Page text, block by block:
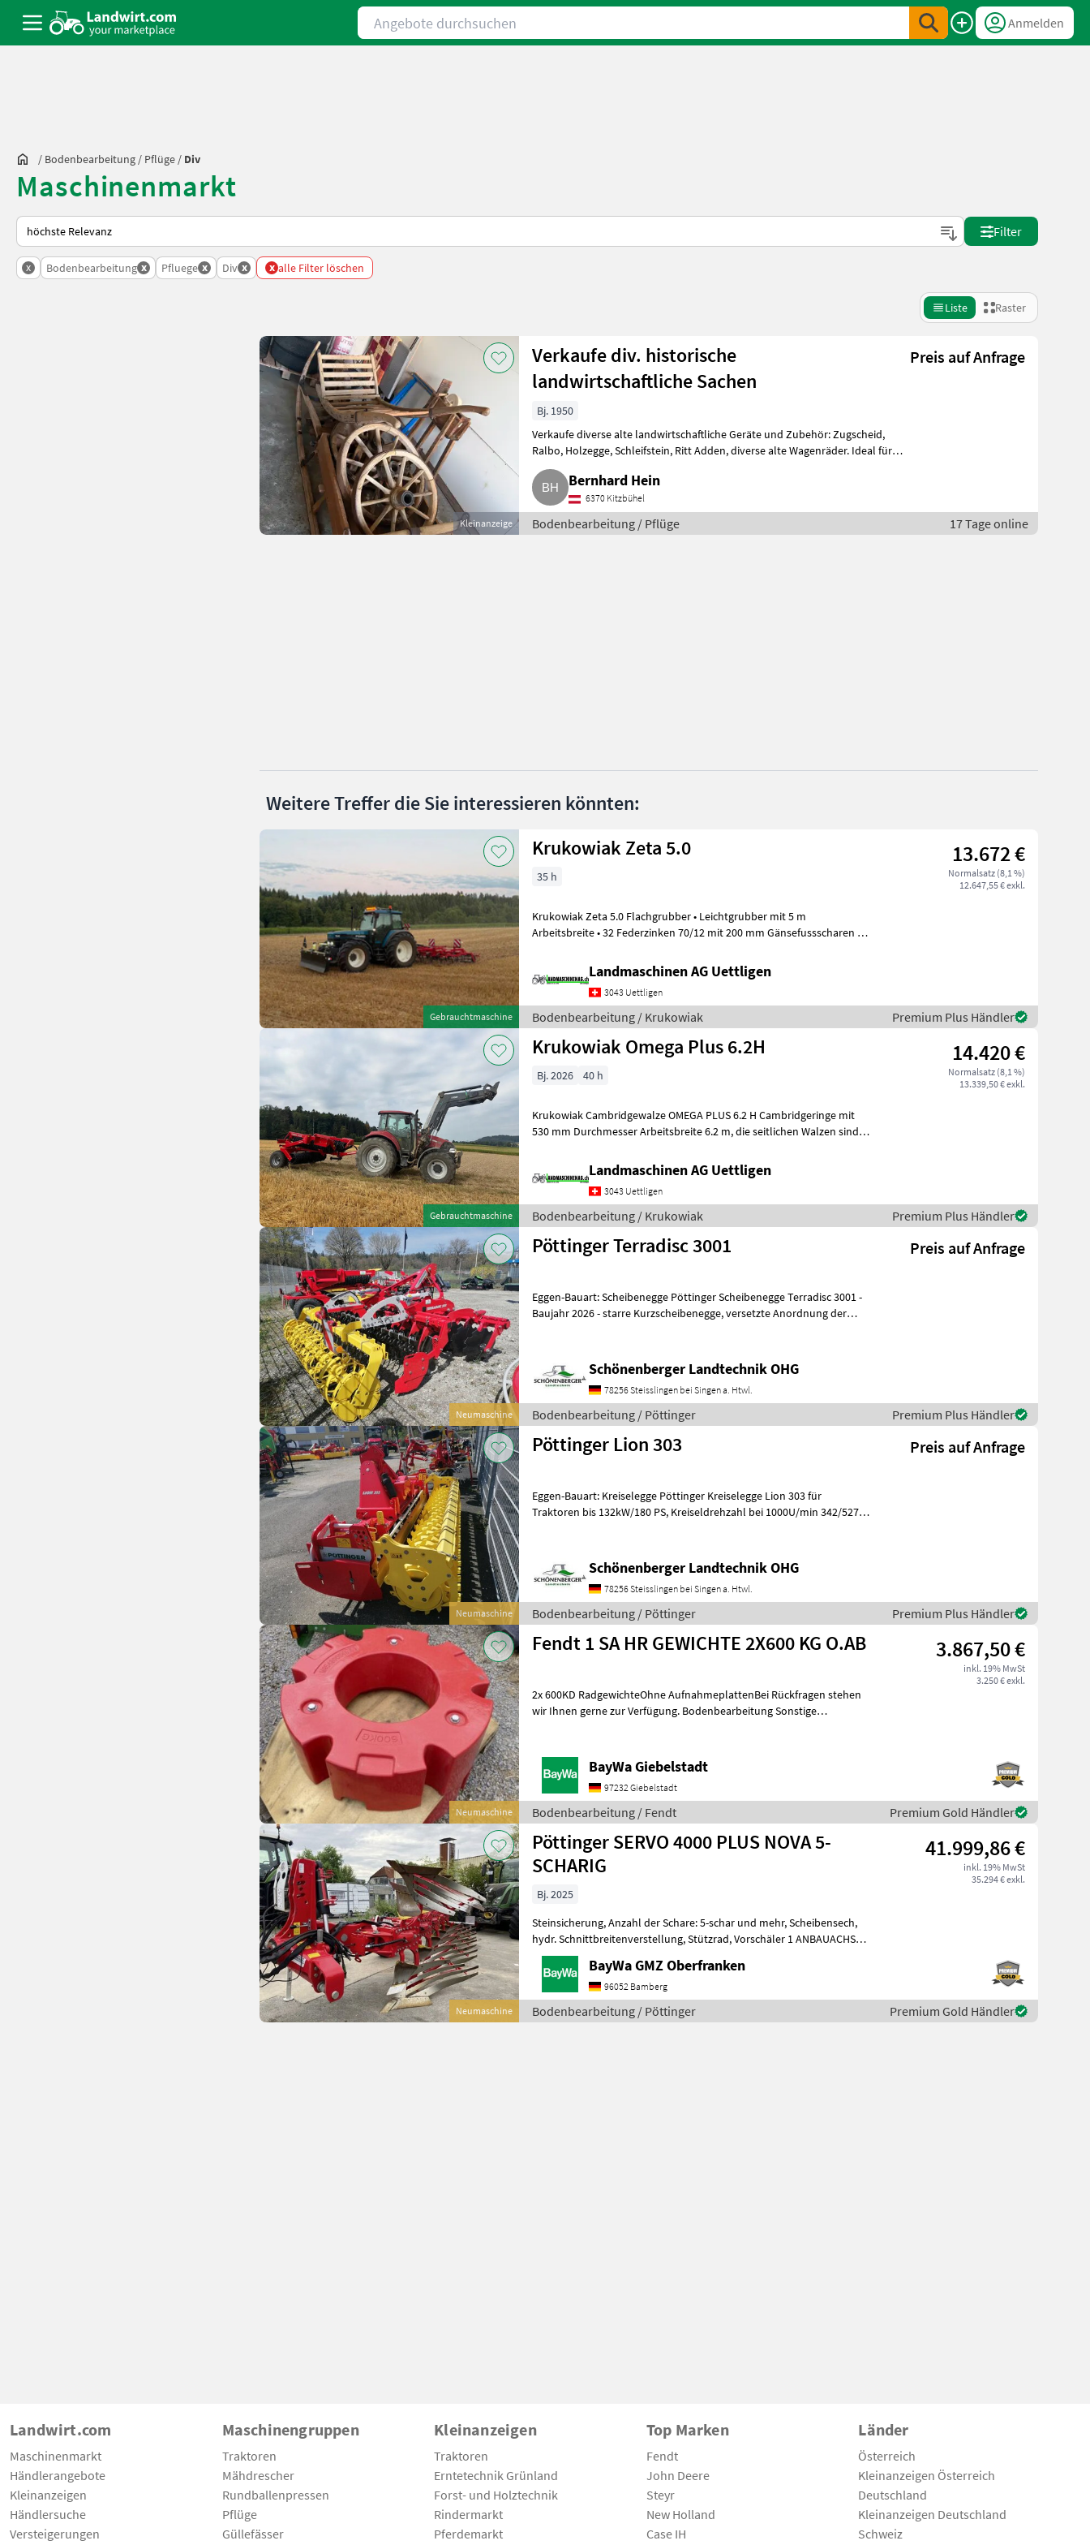
Angebote durchsuchen
Anmelden
/ Bodenbearbeitung / Pflüge / Div
Maschinenmarkt
So wird auf Landwirt.com sortiert
Filter
x Bodenbearbeitung x Pfluege x Div x x alle Filter löschen
Liste Raster
Kleinanzeige
Verkaufe div. historische
landwirtschaftliche Sachen
Preis auf Anfrage
Bj. 1950
Verkaufe diverse alte landwirtschaftliche Geräte und Zubehör: Zugscheid,
Ralbo, Holzegge, Schleifstein, Ritt Adden, diverse alte Wagenräder. Ideal für
Bernhard Hein
6370 Kitzbühel
Bodenbearbeitung / Pflüge 17 Tage online
Weitere Treffer die Sie interessieren könnten:
Gebrauchtmaschine
Krukowiak Zeta 5.0 13.672 €
Normalsatz (8,1 %)
12.647,55 € exkl.
35 h
Krukowiak Zeta 5.0 Flachgrubber • Leichtgrubber mit 5 m
Arbeitsbreite • 32 Federzinken 70/12 mit 200 mm Gänsefussscharen • 4
Landmaschinen AG Uettligen
3043 Uettligen
Bodenbearbeitung / Krukowiak Premium Plus Händler
Gebrauchtmaschine
Krukowiak Omega Plus 6.2H 14.420 €
Normalsatz (8,1 %)
13.339,50 € exkl.
Bj. 2026 40 h
Krukowiak Cambridgewalze OMEGA PLUS 6.2 H Cambridgeringe mit
530 mm Durchmesser Arbeitsbreite 6.2 m, die seitlichen Walzen sind
Landmaschinen AG Uettligen
3043 Uettligen
Bodenbearbeitung / Krukowiak Premium Plus Händler
Neumaschine
Pöttinger Terradisc 3001 Preis auf Anfrage
Eggen-Bauart: Scheibenegge Pöttinger Scheibenegge Terradisc 3001 -
Baujahr 2026 - starre Kurzscheibenegge, versetzte Anordnung der
Schönenberger Landtechnik OHG
78256 Steisslingen bei Singen a. Htwl.
Bodenbearbeitung / Pöttinger Premium Plus Händler
Neumaschine
Pöttinger Lion 303 Preis auf Anfrage
Eggen-Bauart: Kreiselegge Pöttinger Kreiselegge Lion 303 für
Traktoren bis 132kW/180 PS, Kreiseldrehzahl bei 1000U/min 342/527
Schönenberger Landtechnik OHG
78256 Steisslingen bei Singen a. Htwl.
Bodenbearbeitung / Pöttinger Premium Plus Händler
Neumaschine
Fendt 1 SA HR GEWICHTE 2X600 KG O.AB 3.867,50 €
inkl. 19% MwSt
3.250 € exkl.
2x 600KD RadgewichteOhne AufnahmeplattenBei Rückfragen stehen
wir Ihnen gerne zur Verfügung. Bodenbearbeitung Sonstige
BayWa Giebelstadt
97232 Giebelstadt
Bodenbearbeitung / Fendt Premium Gold Händler
Neumaschine
Pöttinger SERVO 4000 PLUS NOVA 5-
SCHARIG
41.999,86 €
inkl. 19% MwSt
35.294 € exkl.
Bj. 2025
Steinsicherung, Anzahl der Schare: 5-schar und mehr, Scheibensech,
hydr. Schnittbreitenverstellung, Stützrad, Vorschäler 1 ANBAUACHSE
MIT DOPPELLAGERUNG1 ANLAGENSCHONER H
BayWa GMZ Oberfranken
96052 Bamberg
Bodenbearbeitung / Pöttinger Premium Gold Händler
Landwirt.com
Maschinenmarkt
Händlerangebote
Kleinanzeigen
Händlersuche
Versteigerungen
Maschinengruppen
Traktoren
Mähdrescher
Rundballenpressen
Pflüge
Güllefässer
Kleinanzeigen
Traktoren
Erntetechnik Grünland
Forst- und Holztechnik
Rindermarkt
Pferdemarkt
Top Marken
Fendt
John Deere
Steyr
New Holland
Case IH
Länder
Österreich
Kleinanzeigen Österreich
Deutschland
Kleinanzeigen Deutschland
Schweiz